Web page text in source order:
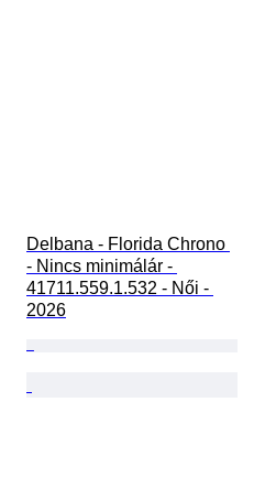
Delbana - Florida Chrono
- Nincs minimálár -
41711.559.1.532 - Női -
2026